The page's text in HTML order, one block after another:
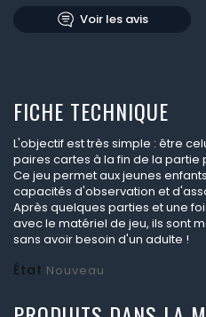
Voir les avis
FICHE TECHNIQUE
L'objectif est très simple : être
paires cartes à la fin de la
Ce jeu permet aux jeunes
capacités d'observation et
Après quelques parties et une
avec le matériel de jeu, ils sont
sans avoir besoin d'un adulte !
État Nouveau